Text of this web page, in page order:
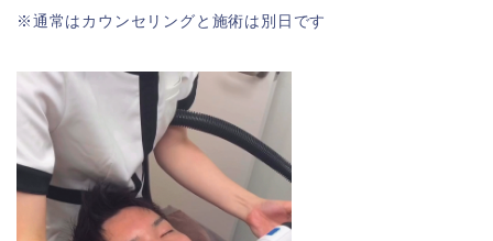
※通常はカウンセリングと施術は別日です